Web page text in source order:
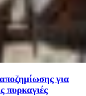
για
πυρκαγιές